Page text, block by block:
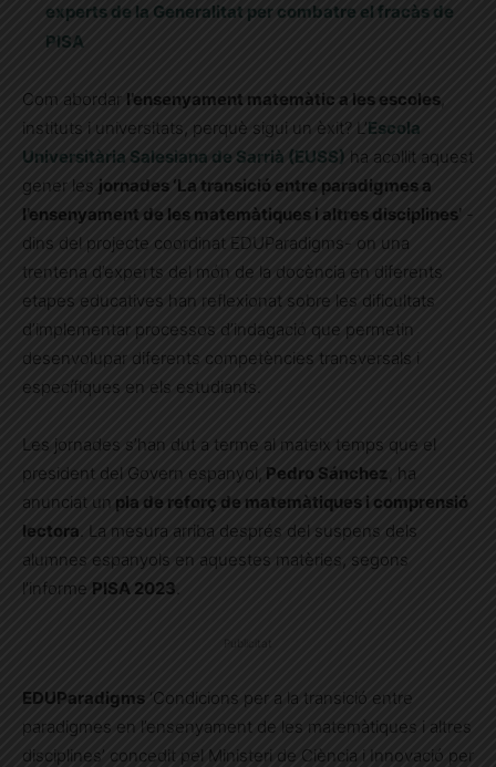
experts de la Generalitat per combatre el fracàs de
PISA
Com abordar l’ensenyament matemàtic a les escoles
instituts i universitats, perquè sigui un èxit? L’ Escola
Universitària Salesiana de Sarrià (EUSS) ha acollit aquest
gener les jornades ‘La transició entre paradigmes a
l’ensenyament de les matemàtiques i altres disciplines’ -
dins del projecte coordinat EDUParadigms- on una
trentena d’experts del món de la docència en diferents
etapes educatives han reflexionat sobre les dificultats
d’implementar processos d’indagació que permetin
desenvolupar diferents competències transversals i
específiques en els estudiants.
Les jornades s’han dut a terme al mateix temps que el
president del Govern espanyol, Pedro Sánchez , ha
anunciat un pla de reforç de matemàtiques i comprensió
lectora. La mesura arriba després del suspens dels
alumnes espanyols en aquestes matèries, segons
l’informe PISA 2023.
EDUParadigms ‘Condicions per a la transició entre
paradigmes en l’ensenyament de les matemàtiques i altres
disciplines’ concedit pel Ministeri de Ciència i Innovació per